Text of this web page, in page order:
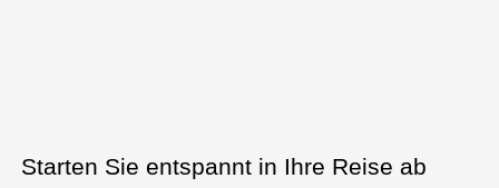
Starten Sie entspannt in Ihre Reise ab